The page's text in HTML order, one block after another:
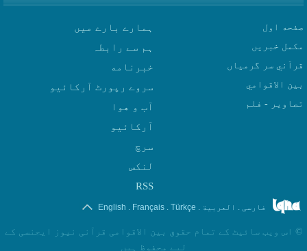
صفحه اول
مکمل خبریں
قرآني سر گرمياں
بين الاقوامي
تصاوير - فلم
ہمارے بارے میں
ہم سے رابطہ
سروے رپورٹ آرکائیو
آب و هوا
سرچ
لنکس
RSS
فارسی . العربیة .
Türkçe
.
Français
.
English
© اس ویب سائیٹ کے تمام حقوق بین الاقوامی قرآنی نیوز ایجنسی کے
لیے محفوظ ہیں